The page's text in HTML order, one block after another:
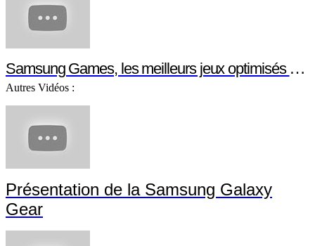
- Video
Samsung, vidéos en français :